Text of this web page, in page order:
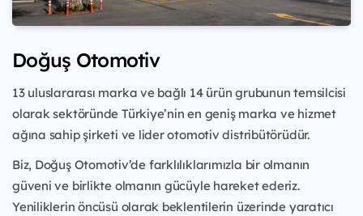
Doğuş Otomotiv
13 uluslararası marka ve bağlı 14 ürün grubunun temsilcisi
olarak sektöründe Türkiye’nin en geniş marka ve hizmet
ağına sahip şirketi ve lider otomotiv distribütörüdür.
Biz, Doğuş Otomotiv’de farklılıklarımızla bir olmanın
güveni ve birlikte olmanın gücüyle hareket ederiz.
Yeniliklerin öncüsü olarak beklentilerin üzerinde yaratıcı